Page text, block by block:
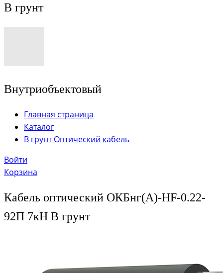
В грунт
Внутриобъектовый
Главная страница
Каталог
В грунт Оптический кабель
Войти
Корзина
Кабель оптический ОКБнг(А)-HF-0.22-
92П 7кН В грунт